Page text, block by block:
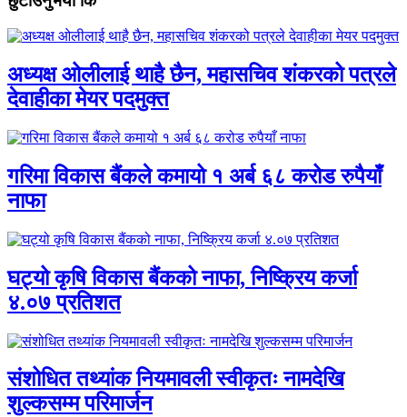
अध्यक्ष ओलीलाई थाहै छैन, महासचिव शंकरको पत्रले
देवाहीका मेयर पदमुक्त
गरिमा विकास बैंकले कमायो १ अर्ब ६८ करोड रुपैयाँ
नाफा
घट्यो कृषि विकास बैंकको नाफा, निष्क्रिय कर्जा
४.०७ प्रतिशत
संशोधित तथ्यांक नियमावली स्वीकृतः नामदेखि
शुल्कसम्म परिमार्जन